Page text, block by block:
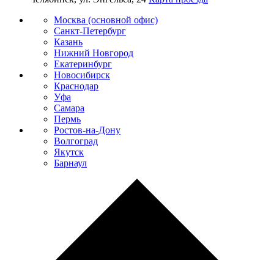
Москва (основной офис)
Санкт-Петербург
Казань
Нижний Новгород
Екатеринбург
Новосибирск
Краснодар
Уфа
Самара
Пермь
Ростов-на-Дону
Волгоград
Якутск
Барнаул